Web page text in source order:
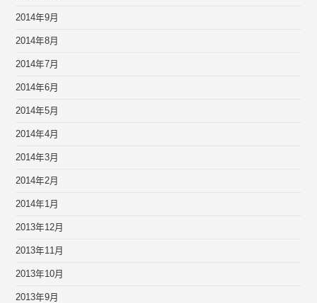
2014年9月
2014年8月
2014年7月
2014年6月
2014年5月
2014年4月
2014年3月
2014年2月
2014年1月
2013年12月
2013年11月
2013年10月
2013年9月